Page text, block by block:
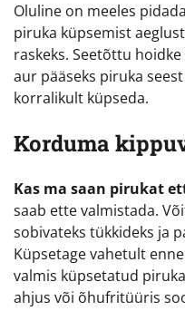
Oluline on meeles
piruka küpsemist
raskeks. Seetõttu
aur pääseks piruka
korralikult küpseda.
Korduma
Kas ma saan pirukat
saab ette valmistada.
sobivateks tükkideks ja
Küpsetage vahetult
valmis küpsetatud
ahjus või õhufritüüris